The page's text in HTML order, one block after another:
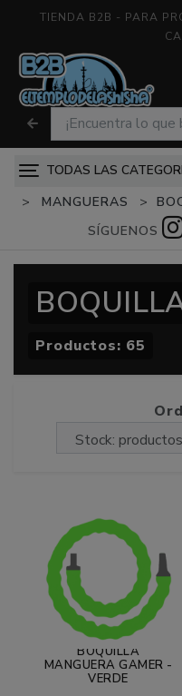
TIENDA B2B - PARA
TODAS LAS
MANGUERAS
SÍGUENOS
Productos: 65
BOQUILLA
MANGUERA GAMER -
VERDE